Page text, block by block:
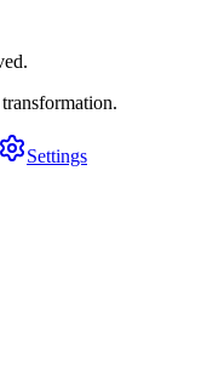
Settings